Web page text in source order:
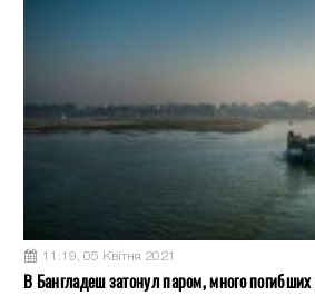
11:19, 05 Квітня 2021
В Бангладеш затонул паром, много